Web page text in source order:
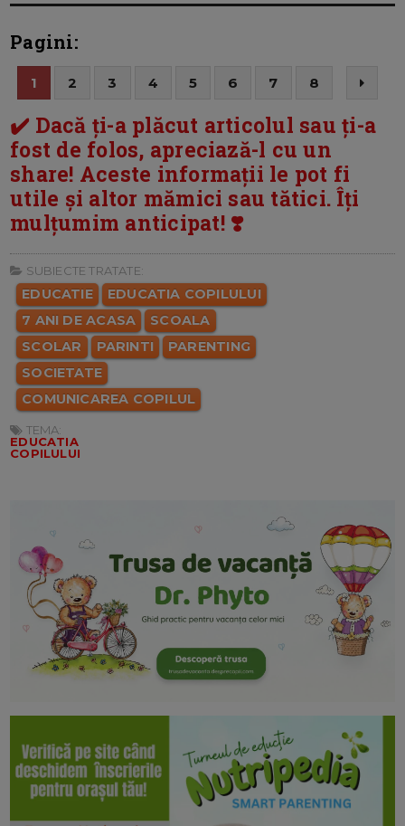
Pagini:
1 2 3 4 5 6 7 8
✔️ Dacă ți-a plăcut articolul sau ți-a
fost de folos, apreciază-l cu un
share! Aceste informații le pot fi
utile și altor mămici sau tătici. Îți
mulțumim anticipat! ❣️
SUBIECTE TRATATE:
EDUCATIE
EDUCATIA COPILULUI
7 ANI DE ACASA
SCOALA
SCOLAR
PARINTI
PARENTING
SOCIETATE
COMUNICAREA COPILUL
TEMA:
EDUCATIA
COPILULUI